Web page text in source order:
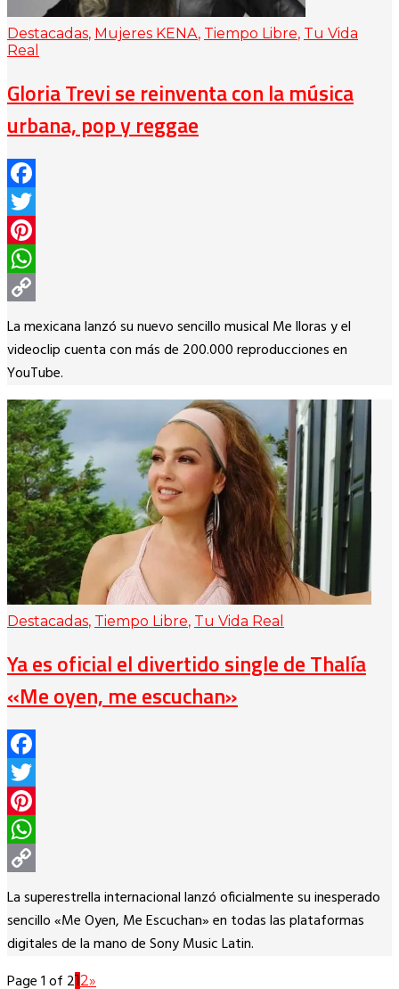
Destacadas, Mujeres KENA, Tiempo Libre, Tu Vida
Real
Gloria Trevi se reinventa con la música
urbana, pop y reggae
Facebook
Twitter
Pinterest
WhatsApp
Copy
Link
La mexicana lanzó su nuevo sencillo musical Me lloras y el
videoclip cuenta con más de 200.000 reproducciones en
YouTube.
Destacadas, Tiempo Libre, Tu Vida Real
Ya es oficial el divertido single de Thalía
«Me oyen, me escuchan»
Facebook
Twitter
Pinterest
WhatsApp
Copy
Link
La superestrella internacional lanzó oficialmente su inesperado
sencillo «Me Oyen, Me Escuchan» en todas las plataformas
digitales de la mano de Sony Music Latin.
Page 1 of 212»